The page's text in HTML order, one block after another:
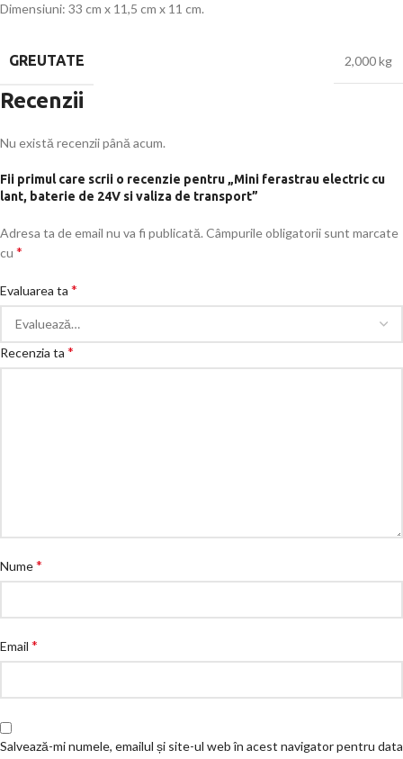
Dimensiuni: 33 cm x 11,5 cm x 11 cm.
GREUTATE 2,000 kg
Recenzii
Nu există recenzii până acum.
Fii primul care scrii o recenzie pentru „Mini ferastrau electric cu
lant, baterie de 24V si valiza de transport”
Adresa ta de email nu va fi publicată.Câmpurile obligatorii sunt marcate
cu *
Evaluarea ta *
Recenzia ta *
Nume*
Email *
Salvează-mi numele, emailul și site-ul web în acest navigator pentru data